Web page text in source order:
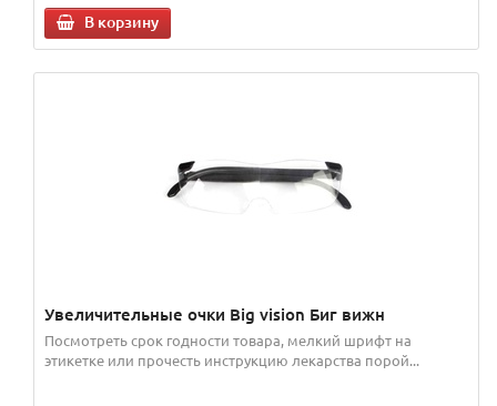
В корзину
Увеличительные очки Big vision Биг вижн
Посмотреть срок годности товара, мелкий шрифт на
этикетке или прочесть инструкцию лекарства порой...